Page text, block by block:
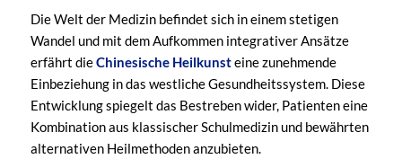
Die Welt der Medizin befindet sich in einem stetigen
Wandel und mit dem Aufkommen integrativer Ansätze
erfährt dieChinesische Heilkunsteine zunehmende
Einbeziehung in das westliche Gesundheitssystem. Diese
Entwicklung spiegelt das Bestreben wider, Patienten eine
Kombination aus klassischer Schulmedizin und bewährten
alternativen Heilmethoden anzubieten.